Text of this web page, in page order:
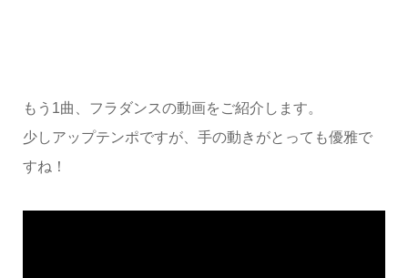
もう1曲、フラダンスの動画をご紹介します。
少しアップテンポですが、手の動きがとっても優雅で
すね！